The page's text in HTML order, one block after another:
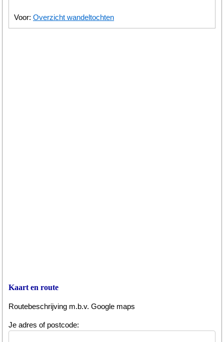
Voor: Overzicht wandeltochten
Kaart en route
Routebeschrijving m.b.v. Google maps
Je adres of postcode: